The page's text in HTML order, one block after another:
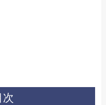
次